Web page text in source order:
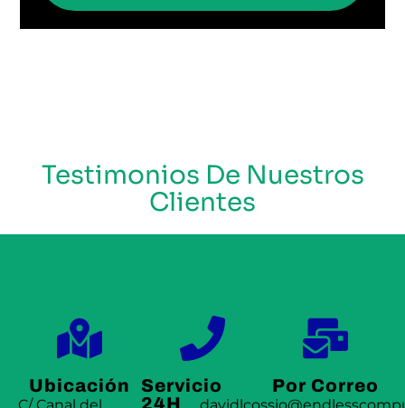
Testimonios De Nuestros
Clientes
Ubicación
Servicio
24H
Por Correo